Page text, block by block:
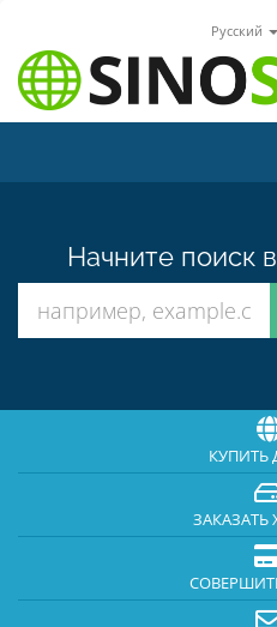
Русский
Начните поиск
КУПИТЬ
ЗАКАЗАТЬ